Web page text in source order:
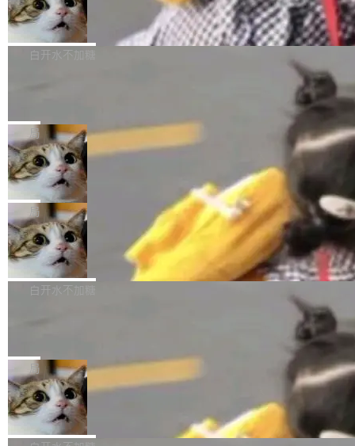
型。谁在开源赛道上领先，...
简单：开发者工具必须开源。 理由不是传统的自
由软件情怀，而是一个跟 AI agent 直接相关的
技术判断。 两行 prompt 就能个性化任何软件 C
i）在 X 上发帖： 「如果你是 Agent Harness 相
关开源项目的开发者，希望参加 DeepSeek Har
ness 的内测，可以回复或私信联系我。请附上
Harness 负责把能力落到真实环境中——调用工
具、读写文件、管理上下文、处理错误、完成闭
环。崔添翼招人的标...
商汤 SenseNova U1.5-Lite-Preview
开源
商汤科技宣布面向社区开源轻量级统一多模态模
型的预览版本 SenseNova U1.5-Lite-Preview。
理解、推理、生成与编辑，还仅以 8B-MoT 的轻
量大小，将能力推进到4K、更精细的真实质感、
更复杂的视觉控制和可持续迭代编辑。 相比 U
1，U1.5-Lite-Preview 在以下方向上带来了显著
提升： 原生支持4K图像生成； 更精细的局部纹
理、细节与真实世界质感； 更准确的中英文文字
生成与复杂版式组织； 更稳定的图...
白开水不加糖
nap。这次是 hwctl——一个用来检查 Ubuntu
硬件认证状态的命令行工具。 Canonical 工程师
Alan Griffiths 在邮件列表中说得很直白：「hwc
tl 是一个 Ubuntu 专有的包，它和它的依赖项都
是 Ubuntu 专有的，不会用在其他发行版上。」
所以 deb 版本的受众实际上为零。既然只有 Ub
untu 用户在用，那用 snap 打包就没什么可纠结
的。 从 deb 到 snap 的迁移路径 hwctl 是 rust-
hwlib 硬件 API 库的一部分，命令行工具负责查
局
Dario Amodei 担心新人来 Anthropic
只为金钱，不为使命
顶级 AI 研究员在两家公司之间来回跳，中间只
隔了几天。 Lilian Weng 上周刚宣布因健康原因
离开 Thinking Machines Lab，说自己作为联合
创始人的角色「太累了」。几天后，The Inform
ation 就曝出她将重回 OpenAI，负责递归自我
改进方向的研究。她是 Thinking Machines 过
一在人才争夺战中失血的公司。六月，Google
连失两员大将：Noam Shazeer 去了 Op...
局
FFmpeg 9.0 发布
FFmpeg 9.0 现已发布，包含多项改进。官方更
新日志列出的 9.0 版本主要更新内容如下： 扩
er HE-AAC 960 解码 (DAB+) transpose_cuda
filter 添加 AMF Frame Rate Converter (vf_frc
_amf) filter SMPTE 2094-50 元数据支持和直
通 ProRes RAW VideoToolbox 硬件加速器 AP
V ...
白开水不加糖
Code 在 X 上发帖：「DeepSeek Flash did 8T
tokens on August 1st. 5T of free usage + 3T
on OpenCode Go.」79.8 万次浏览，连带着 #
DeepSeek一天消耗了8万亿# 上了微博热搜——
注意这是 OpenCode 一家的消耗。 OpenCode
局
NetBSD 11.0 正式发布
NetBSD 11.0 现已正式发布，这是 NetBSD 操